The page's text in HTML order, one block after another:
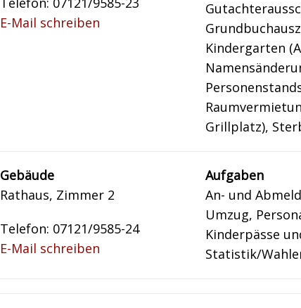
E-Mail schreiben
Kindergarten
Grillplatz),
Gebäude
Rathaus, Zimmer 2
Telefon: 07121/9585-24
E-Mail schreiben
Aufgaben
An- und
Umzug,
Kinderpässe
Statistik/